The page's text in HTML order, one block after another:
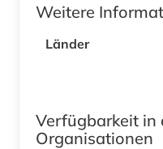
Weitere
Länder
Verfügbarkeit in
Organisationen